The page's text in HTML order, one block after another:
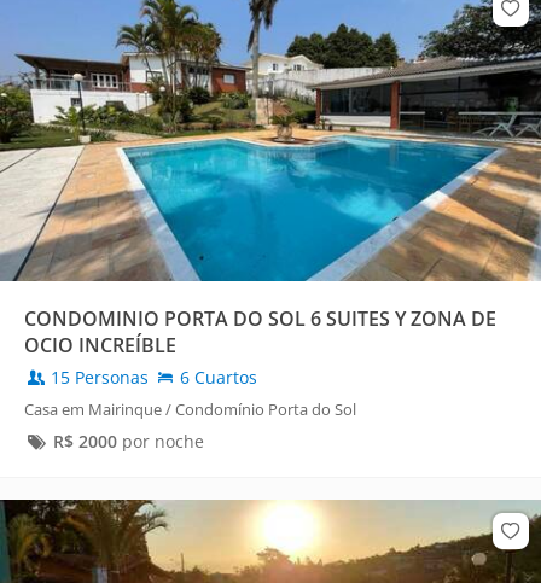
CONDOMINIO PORTA DO SOL 6 SUITES Y ZONA DE
OCIO INCREÍBLE
15 Personas 6 Cuartos
Casa em Mairinque / Condomínio Porta do Sol
R$ 2000por noche